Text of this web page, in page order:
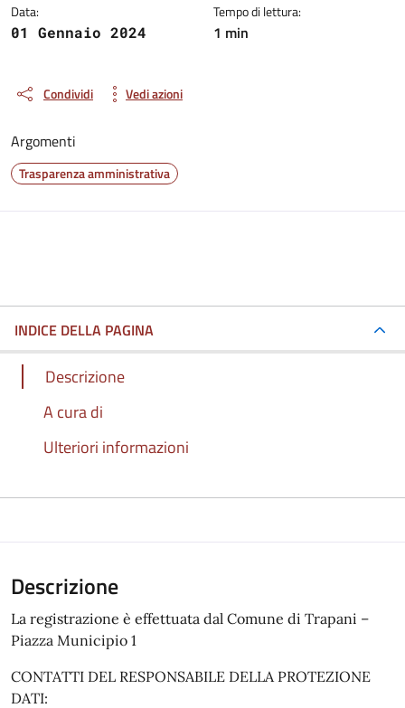
Data:
01 Gennaio 2024
Tempo di lettura:
1 min
Condividi Vedi azioni
Argomenti
Trasparenza amministrativa
INDICE DELLA PAGINA
Descrizione
A cura di
Ulteriori informazioni
Descrizione
La registrazione è effettuata dal Comune di Trapani –
Piazza Municipio 1
CONTATTI DEL RESPONSABILE DELLA PROTEZIONE
DATI: